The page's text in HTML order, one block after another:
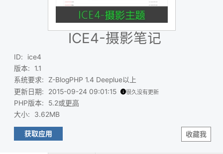
ICE4-摄影笔记
ID:
ice4
版本:
1.1
系统要求:
Z-BlogPHP 1.4 Deeplue以上
更新日期: 2015-09-24 09:01:15 很久没有更新
PHP版本: 5.2或更高
大小: 3.62MB
收藏我
获取应用